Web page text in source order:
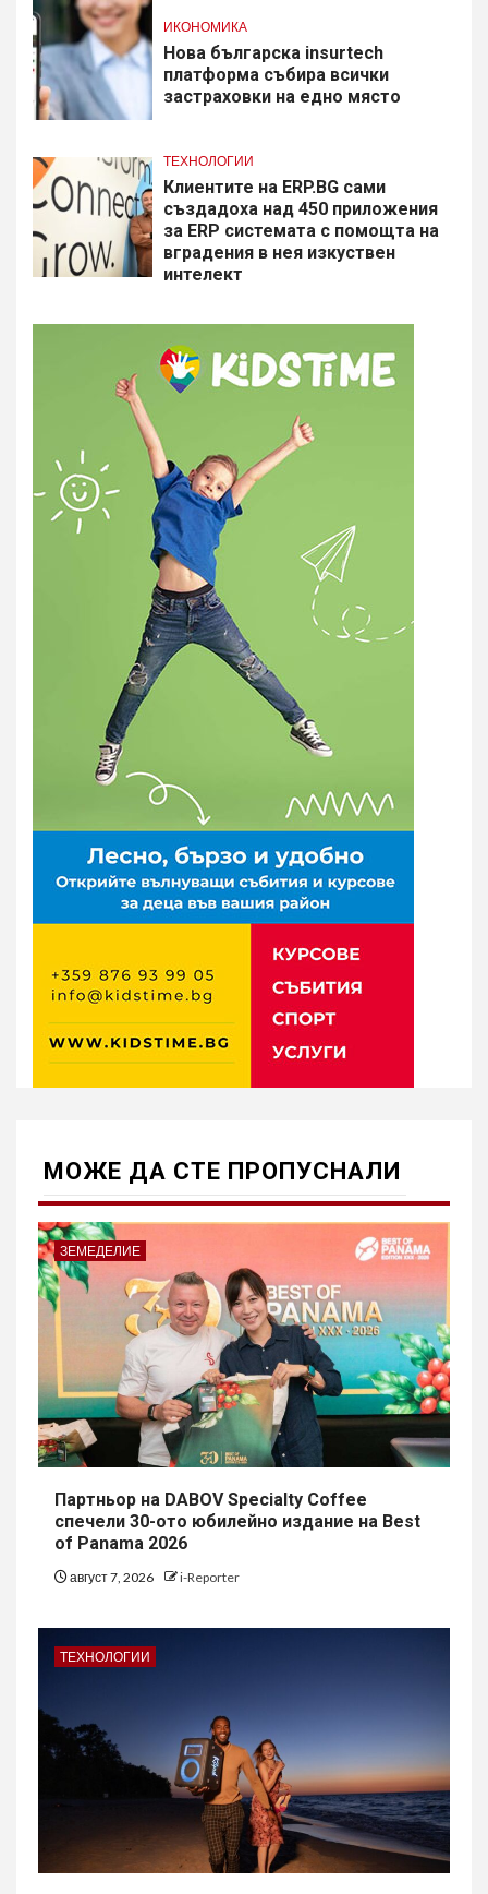
ИКОНОМИКА
Нова българска insurtech
платформа събира всички
застраховки на едно място
ТЕХНОЛОГИИ
Клиентите на ERP.BG сами
създадоха над 450 приложения
за ERP системата с помощта на
вградения в нея изкуствен
интелект
МОЖE ДА СТЕ ПРОПУСНАЛИ
ЗЕМЕДЕЛИЕ
Партньор на DABOV Specialty Coffee
спечели 30-ото юбилейно издание на Best
of Panama 2026
август 7, 2026 i-Reporter
ТЕХНОЛОГИИ